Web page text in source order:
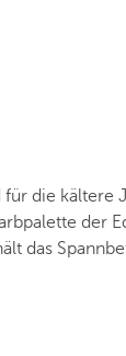
die kältere
der
das